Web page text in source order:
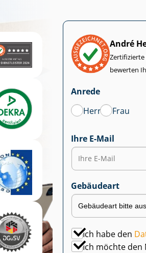
André
Zertifizierte
bewerten
Anrede
Herr
Frau
Ihre E-Mail
Gebäudeart
Ich habe den
Ich möchte den